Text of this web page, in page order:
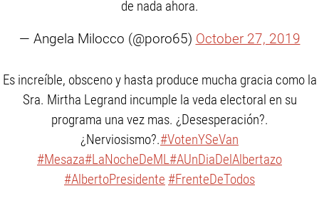
de nada ahora.
— Angela Milocco (@poro65) October 27, 2019
Es increíble, obsceno y hasta produce mucha gracia como la
Sra. Mirtha Legrand incumple la veda electoral en su
programa una vez mas. ¿Desesperación?.
¿Nerviosismo?.#VotenYSeVan
#Mesaza#LaNocheDeML#AUnDiaDelAlbertazo
#AlbertoPresidente #FrenteDeTodos